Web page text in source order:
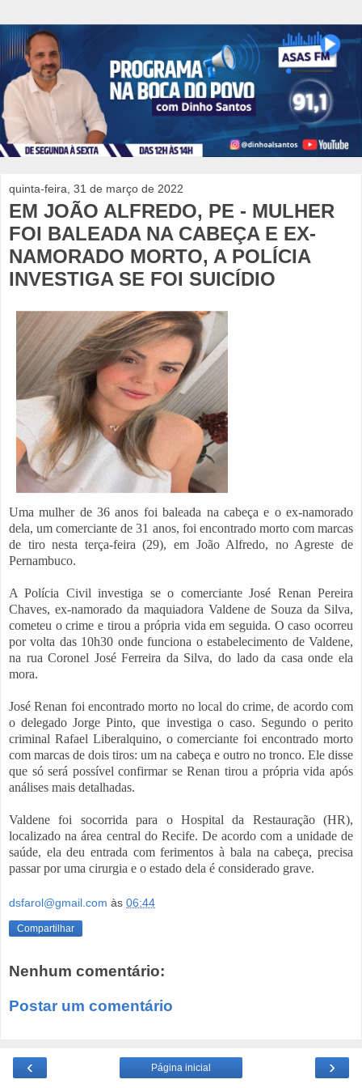
quinta-feira, 31 de março de 2022
EM JOÃO ALFREDO, PE - MULHER
FOI BALEADA NA CABEÇA E EX-
NAMORADO MORTO, A POLÍCIA
INVESTIGA SE FOI SUICÍDIO
Uma mulher de 36 anos foi baleada na cabeça e o ex-namorado
dela, um comerciante de 31 anos, foi encontrado morto com marcas
de tiro nesta terça-feira (29), em João Alfredo, no Agreste de
Pernambuco.
A Polícia Civil investiga se o comerciante José Renan Pereira
Chaves, ex-namorado da maquiadora Valdene de Souza da Silva,
cometeu o crime e tirou a própria vida em seguida. O caso ocorreu
por volta das 10h30 onde funciona o estabelecimento de Valdene,
na rua Coronel José Ferreira da Silva, do lado da casa onde ela
mora.
José Renan foi encontrado morto no local do crime, de acordo com
o delegado Jorge Pinto, que investiga o caso. Segundo o perito
criminal Rafael Liberalquino, o comerciante foi encontrado morto
com marcas de dois tiros: um na cabeça e outro no tronco. Ele disse
que só será possível confirmar se Renan tirou a própria vida após
análises mais detalhadas.
Valdene foi socorrida para o Hospital da Restauração (HR),
localizado na área central do Recife.De acordo com a unidade de
saúde, ela deu entrada com ferimentos à bala na cabeça, precisa
passar por uma cirurgia e o estado dela é considerado grave.
dsfarol@gmail.com às 06:44
Compartilhar
Nenhum comentário:
Postar um comentário
‹ ›
Página inicial